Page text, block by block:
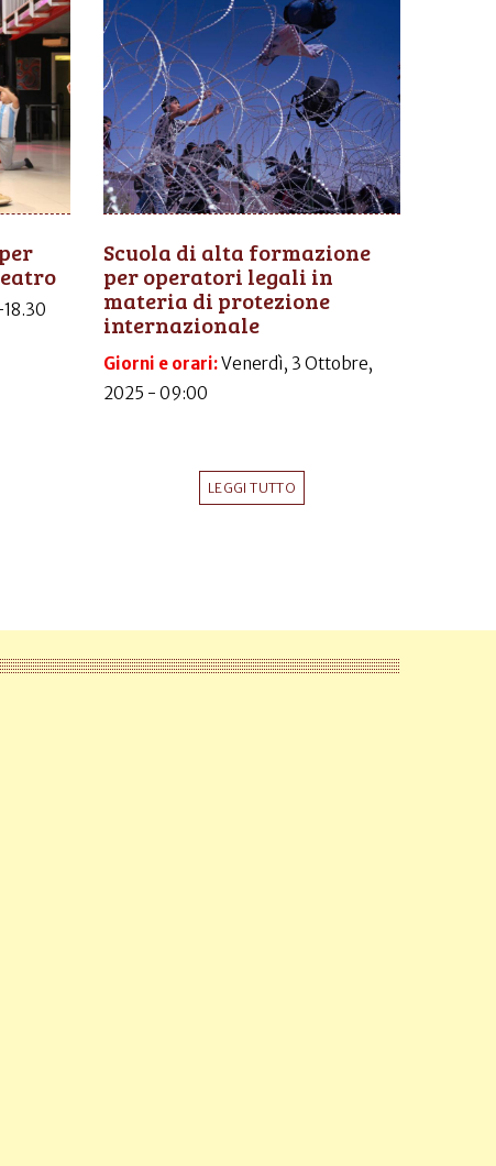
Scuola di alta formazione
per operatori legali in
materia di protezione
internazionale
Giorni e orari:Venerdì, 3 Ottobre,
2025 - 09:00
LEGGI TUTTO